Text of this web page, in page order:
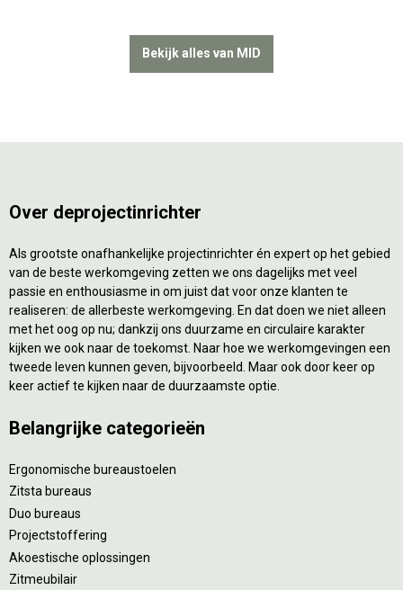
Bekijk alles van MID
Over deprojectinrichter
Als grootste onafhankelijke projectinrichter én expert op het gebied
van de beste werkomgeving zetten we ons dagelijks met veel
passie en enthousiasme in om juist dat voor onze klanten te
realiseren: de allerbeste werkomgeving. En dat doen we niet alleen
met het oog op nu; dankzij ons duurzame en circulaire karakter
kijken we ook naar de toekomst. Naar hoe we werkomgevingen een
tweede leven kunnen geven, bijvoorbeeld. Maar ook door keer op
keer actief te kijken naar de duurzaamste optie.
Belangrijke categorieën
Ergonomische bureaustoelen
Zitsta bureaus
Duo bureaus
Projectstoffering
Akoestische oplossingen
Zitmeubilair